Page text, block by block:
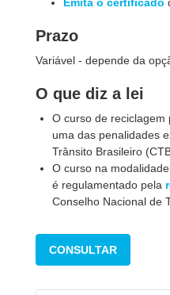
Prazo
Variável - depende da
O que diz a lei
O curso de
uma das penalidades
Trânsito Brasileiro
O curso na
é regulamentado pela
Conselho Nacional de
CONSULTAR